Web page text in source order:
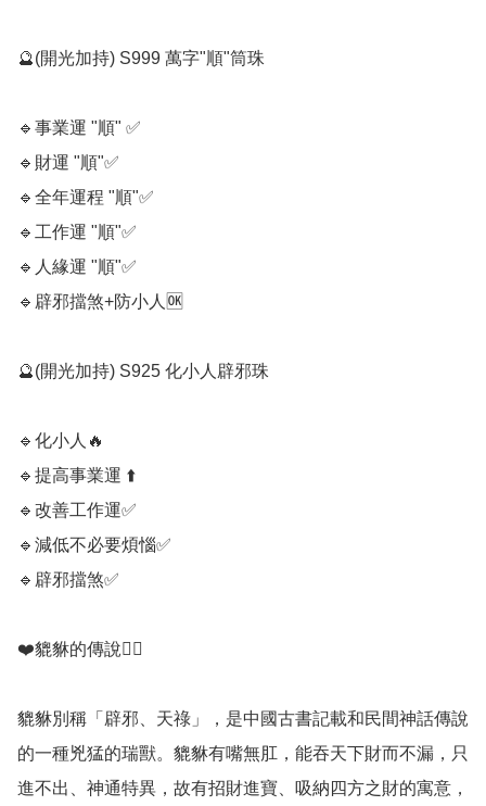
🔮(開光加持) S999 萬字"順"筒珠
🔹️事業運 "順" ✅️
🔹️財運 "順"✅️
🔹️全年運程 "順"✅️
🔹️工作運 "順"✅️
🔹️人緣運 "順"✅️
🔹️辟邪擋煞+防小人🆗️
🔮(開光加持) S925 化小人辟邪珠
🔹️化小人🔥
🔹️提高事業運 ⬆️
🔹️改善工作運✅️
🔹️減低不必要煩惱✅️
🔹️辟邪擋煞✅️
❤️貔貅的傳說💁‍♀️
貔貅別稱「辟邪、天祿」，是中國古書記載和民間神話傳說
的一種兇猛的瑞獸。貔貅有嘴無肛，能吞天下財而不漏，只
進不出、神通特異，故有招財進寶、吸納四方之財的寓意，